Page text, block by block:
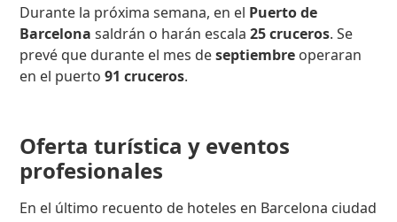
Durante la próxima semana, en el Puerto de
Barcelona saldrán o harán escala25 cruceros. Se
prevé que durante el mes deseptiembre operaran
en el puerto91 cruceros.
Oferta turística y eventos
profesionales
En el último recuento de hoteles en Barcelona ciudad